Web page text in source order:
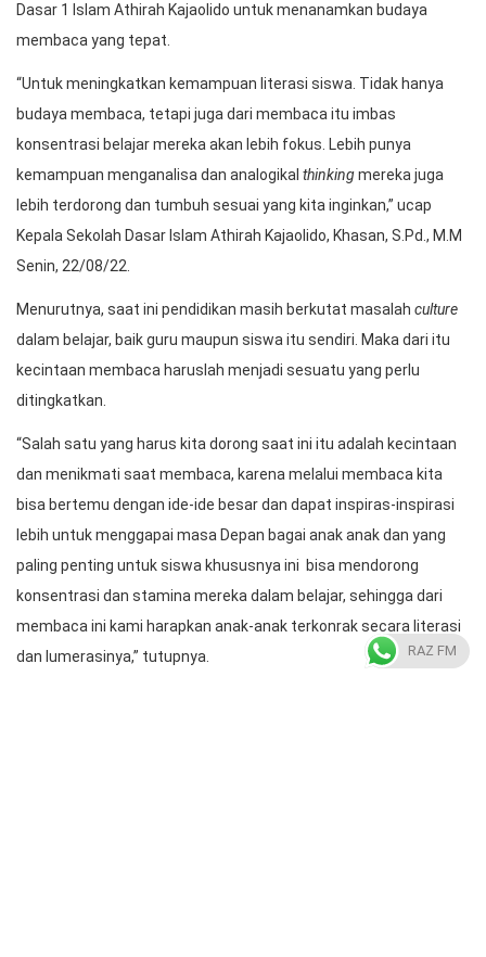
Dasar 1 Islam Athirah Kajaolido untuk menanamkan budaya
membaca yang tepat.
“Untuk meningkatkan kemampuan literasi siswa. Tidak hanya
budaya membaca, tetapi juga dari membaca itu imbas
konsentrasi belajar mereka akan lebih fokus. Lebih punya
kemampuan menganalisa dan analogikal thinkingmereka juga
lebih terdorong dan tumbuh sesuai yang kita inginkan,” ucap
Kepala Sekolah Dasar Islam Athirah Kajaolido, Khasan, S.Pd., M.M
Senin, 22/08/22.
Menurutnya, saat ini pendidikan masih berkutat masalah culture
dalam belajar, baik guru maupun siswa itu sendiri. Maka dari itu
kecintaan membaca haruslah menjadi sesuatu yang perlu
ditingkatkan.
“Salah satu yang harus kita dorong saat ini itu adalah kecintaan
dan menikmati saat membaca, karena melalui membaca kita
bisa bertemu dengan ide-ide besar dan dapat inspiras-inspirasi
lebih untuk menggapai masa Depan bagai anak anak dan yang
paling penting untuk siswa khususnya ini bisa mendorong
konsentrasi dan stamina mereka dalam belajar, sehingga dari
membaca ini kami harapkan anak-anak terkonrak secara literasi
dan lumerasinya,” tutupnya.
RAZ FM